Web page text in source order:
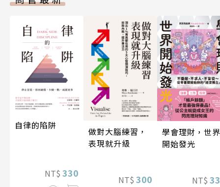
自律的陷阱
NT$ 330
做對大腦練習，
表現就升級
NT$ 300
學會理財，世界
開始發光
NT$